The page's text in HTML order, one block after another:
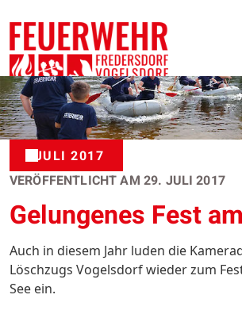
JULI 2017
VERÖFFENTLICHT AM 29. JULI 2017
Gelungenes Fest
Auch in diesem Jahr luden die
Löschzugs Vogelsdorf wieder zum
See ein.